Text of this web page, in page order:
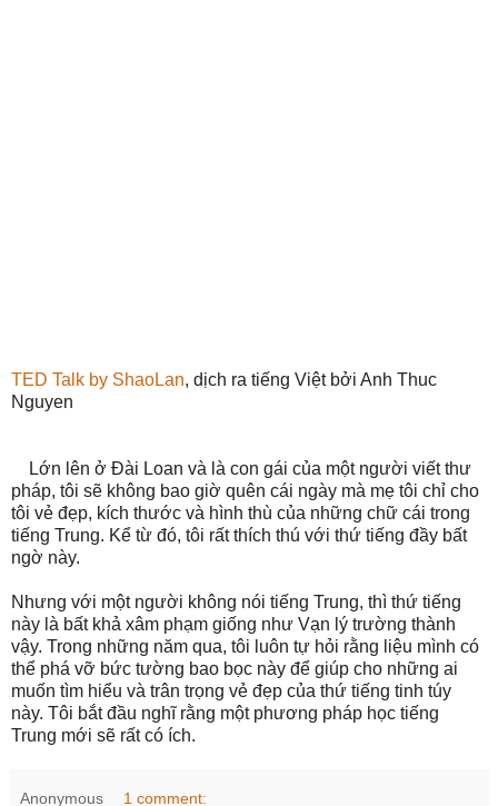
TED Talk by ShaoLan, dịch ra tiếng Việt bởi Anh Thuc
Nguyen
Lớn lên ở Đài Loan và là con gái của một người viết thư
pháp, tôi sẽ không bao giờ quên cái ngày mà mẹ tôi chỉ cho
tôi vẻ đẹp, kích thước và hình thù của những chữ cái trong
tiếng Trung. Kể từ đó, tôi rất thích thú với thứ tiếng đầy bất
ngờ này.
Nhưng với một người không nói tiếng Trung, thì thứ tiếng
này là bất khả xâm phạm giống như Vạn lý trường thành
vậy. Trong những năm qua, tôi luôn tự hỏi rằng liệu mình có
thể phá vỡ bức tường bao bọc này để giúp cho những ai
muốn tìm hiểu và trân trọng vẻ đẹp của thứ tiếng tinh túy
này. Tôi bắt đầu nghĩ rằng một phương pháp học tiếng
Trung mới sẽ rất có ích.
Anonymous 1 comment: